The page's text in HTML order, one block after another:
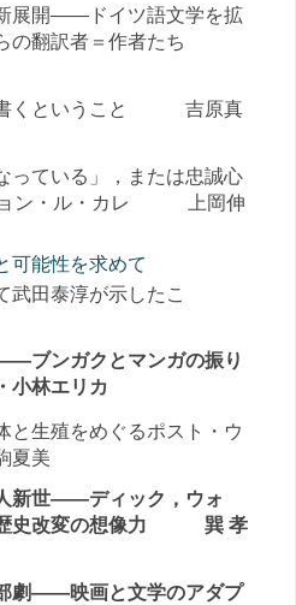
展開――ドイツ語文学を拡
らの翻訳者＝作者たち
書くということ 吉原真
っている」，または忠誠心
ョン・ル・カレ 上岡伸
能性を求めて
武田泰淳が示したこ
ブンガクとマンガの振り
林エリカ
生殖をめぐるポスト・ウ
美
新世――ディック，ウォ
歴史改変の想像力 巽 孝
劇――映画と文学のアダプ